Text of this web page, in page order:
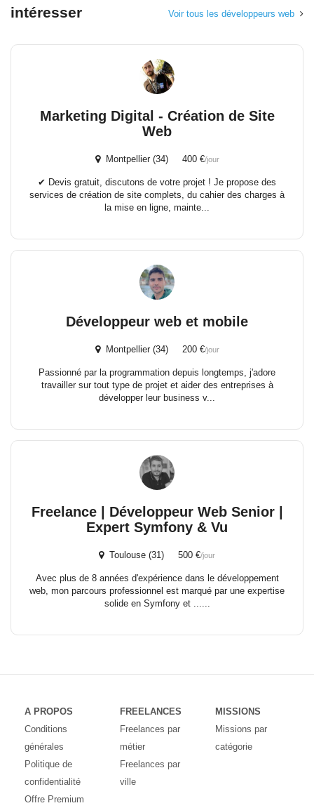
intéresser
Voir tous les développeurs web
Marketing Digital - Création de Site
Web
Montpellier (34) 400 €/jour
✔ Devis gratuit, discutons de votre projet ! Je propose des
services de création de site complets, du cahier des charges à
la mise en ligne, mainte...
Développeur web et mobile
Montpellier (34) 200 €/jour
Passionné par la programmation depuis longtemps, j'adore
travailler sur tout type de projet et aider des entreprises à
développer leur business v...
Freelance | Développeur Web Senior |
Expert Symfony & Vu
Toulouse (31) 500 €/jour
Avec plus de 8 années d'expérience dans le développement
web, mon parcours professionnel est marqué par une expertise
solide en Symfony et ......
A PROPOS
Conditions
générales
Politique de
confidentialité
Offre Premium
FREELANCES
Freelances par
métier
Freelances par
ville
MISSIONS
Missions par
catégorie